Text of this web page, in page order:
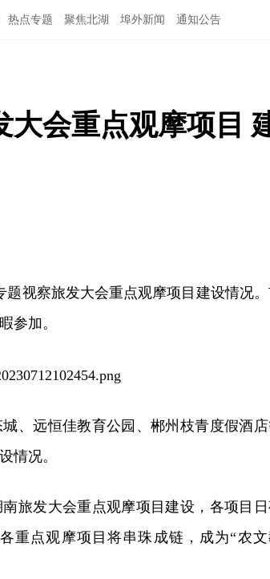
热点专题 聚焦北湖 埠外新闻 通知公告
大会重点观摩项目
题视察旅发大会重点观摩项目建设情况
参加。
、远恒佳教育公园、郴州枝青度假酒
情况。
旅发大会重点观摩项目建设，各项目
重点观摩项目将串珠成链，成为“农